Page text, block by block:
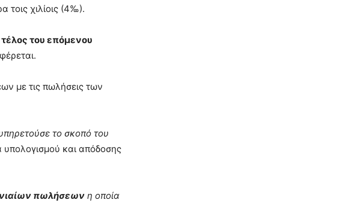
τοις χιλίοις (4‰).
τέλος του επόμενου
με τις πωλήσεις των
το σκοπό του
υπολογισμού και απόδοσης
πωλήσεων η οποία